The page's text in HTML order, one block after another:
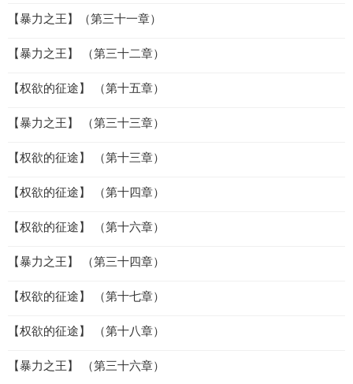
【暴力之王】（第三十一章）
【暴力之王】 （第三十二章）
【权欲的征途】 （第十五章）
【暴力之王】 （第三十三章）
【权欲的征途】 （第十三章）
【权欲的征途】 （第十四章）
【权欲的征途】 （第十六章）
【暴力之王】 （第三十四章）
【权欲的征途】 （第十七章）
【权欲的征途】 （第十八章）
【暴力之王】 （第三十六章）